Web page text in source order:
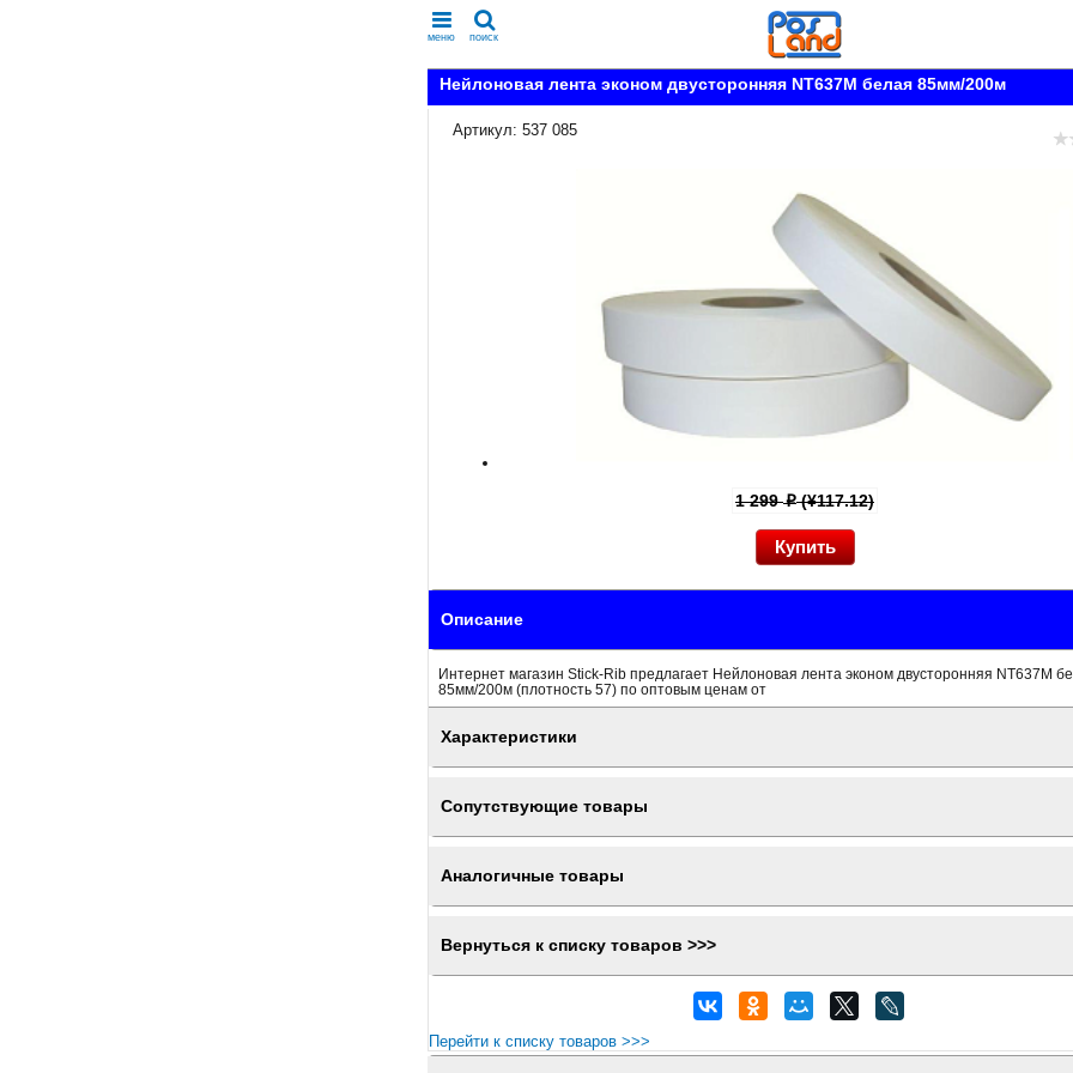
меню поиск
Нейлоновая лента эконом двусторонняя NT637M белая 85мм/200м
Артикул: 537 085
1 299p(¥117.12)
Описание
Интернет магазин Stick-Rib предлагает Нейлоновая лента эконом двусторонняя NT637M
85мм/200м (плотность 57) по оптовым ценам от
Характеристики
Сопутствующие товары
Аналогичные товары
Вернуться к списку товаров >>>
Перейти к списку товаров >>>